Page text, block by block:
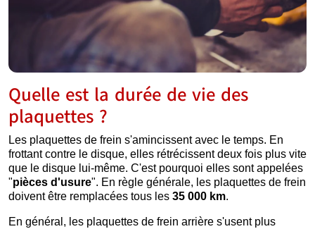
Quelle est la durée de vie des
plaquettes ?
Les plaquettes de frein s'amincissent avec le temps. En
frottant contre le disque, elles rétrécissent deux fois plus vite
que le disque lui-même. C'est pourquoi elles sont appelées
"pièces d'usure". En règle générale, les plaquettes de frein
doivent être remplacées tous les 35 000 km.
En général, les plaquettes de frein arrière s'usent plus